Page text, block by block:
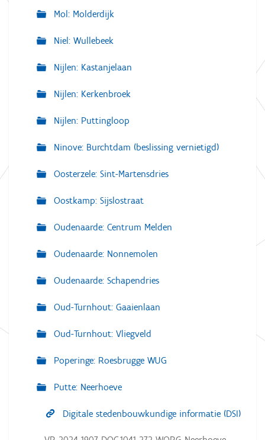
Mol: Molderdijk
Niel: Wullebeek
Nijlen: Kastanjelaan
Nijlen: Kerkenbroek
Nijlen: Puttingloop
Ninove: Burchtdam (beslissing vernietigd)
Oosterzele: Sint-Martensdries
Oostkamp: Sijslostraat
Oudenaarde: Centrum Melden
Oudenaarde: Nonnemolen
Oudenaarde: Schapendries
Oud-Turnhout: Gaaienlaan
Oud-Turnhout: Vliegveld
Poperinge: Roesbrugge WUG
Putte: Neerhoeve
Digitale stedenbouwkundige informatie (DSI)